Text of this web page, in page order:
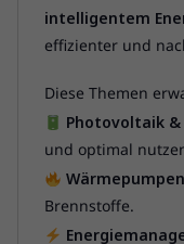
intelligentem
effizienter und
Diese Themen
Photovoltaik &
und optimal
Brennstoffe.